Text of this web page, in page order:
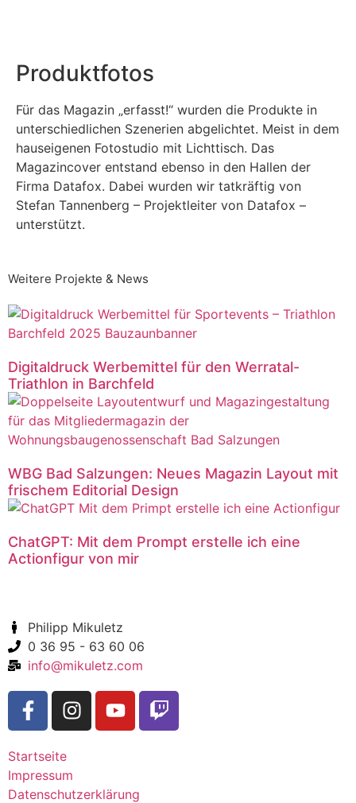
Produktfotos
Für das Magazin „erfasst!“ wurden die Produkte in
unterschiedlichen Szenerien abgelichtet. Meist in dem
hauseigenen Fotostudio mit Lichttisch. Das
Magazincover entstand ebenso in den Hallen der
Firma Datafox. Dabei wurden wir tatkräftig von
Stefan Tannenberg – Projektleiter von Datafox –
unterstützt.
Weitere Projekte & News
Digitaldruck Werbemittel für den Werratal-
Triathlon in Barchfeld
WBG Bad Salzungen: Neues Magazin Layout mit
frischem Editorial Design
ChatGPT: Mit dem Prompt erstelle ich eine
Actionfigur von mir
Philipp Mikuletz
0 36 95 - 63 60 06
info@mikuletz.com
Startseite
Impressum
Datenschutzerklärung